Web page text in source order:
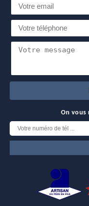
On vous